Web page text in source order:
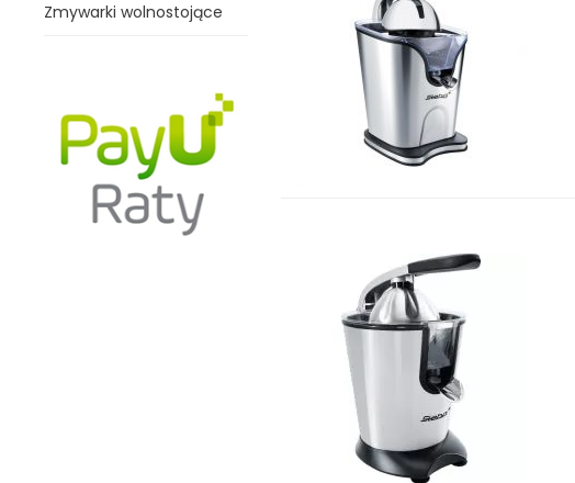
Zmywarki wolnostojące